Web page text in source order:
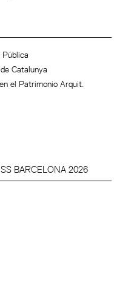
Catalunya
el Patrimonio Arquit.
BARCELONA 2026